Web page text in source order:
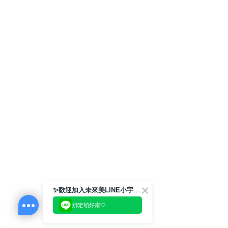
✨歡迎加入未來美LINE小宇宙💫
綁定領好康🤍